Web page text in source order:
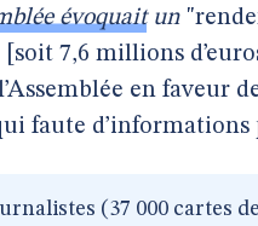
évoquaitun
7,6 millions
en faveur
faute d’informations
(37 000 cartes